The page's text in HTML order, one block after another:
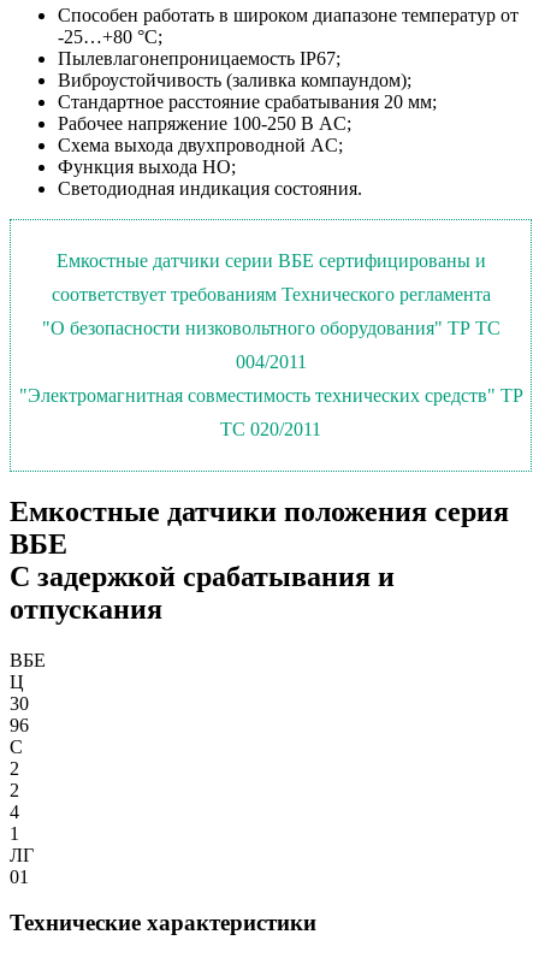
Способен работать в широком диапазоне температур от
-25…+80 °С;
Пылевлагонепроницаемость IP67;
Виброустойчивость (заливка компаундом);
Стандартное расстояние срабатывания 20 мм;
Рабочее напряжение 100-250 В AC;
Схема выхода двухпроводной AC;
Функция выхода НО;
Светодиодная индикация состояния.
Емкостные датчики серии ВБЕ сертифицированы и
соответствует требованиям Технического регламента
"О безопасности низковольтного оборудования" ТР ТС
004/2011
"Электромагнитная совместимость технических средств" ТР
ТС 020/2011
Емкостные датчики положения серия
ВБЕ
С задержкой срабатывания и
отпускания
ВБЕ
Ц
30
96
С
2
2
4
1
ЛГ
01
Технические характеристики